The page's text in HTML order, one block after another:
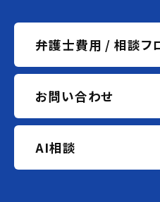
弁護士費用 / 相談フ
お問い合わせ
AI相談